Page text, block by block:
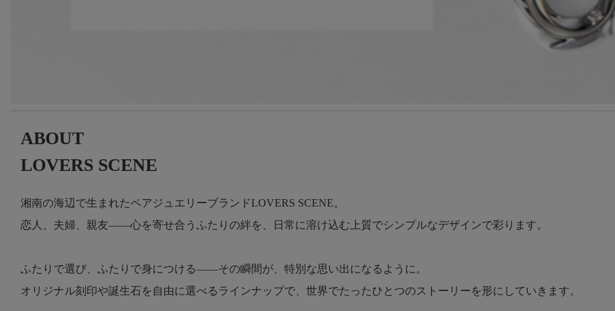
ABOUT
LOVERS SCENE
湘南の海辺で生まれたペアジュエリーブランドLOVERS SCENE。
恋人、夫婦、親友――心を寄せ合うふたりの絆を、日常に溶け込む上質でシンプルなデザインで彩ります。
ふたりで選び、ふたりで身につける――その瞬間が、特別な思い出になるように。
オリジナル刻印や誕生石を自由に選べるラインナップで、世界でたったひとつのストーリーを形にしていきます。